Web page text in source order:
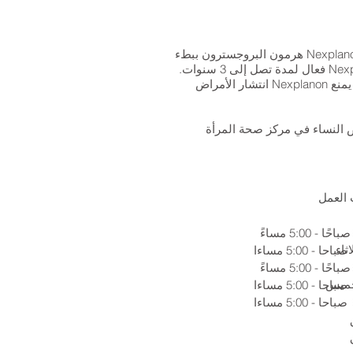
Nexplanon عبارة عن جهاز صغير ، بحجم وشكل عود ثقاب يتم زرعه في الجزء الداخلي من ذراع المرأة. يطلق Nexplanon هرمون البروجسترون ببطء
الذي يمنع الحمل ، على غرار تلك الموجودة في حبوب منع الحمل التي لا تحتوي على هرمون الاستروجين. Nexplanon فعال لمدة تصل إلى 3 سنوات.
هذا النوع من تحديد النسل شائع لدى العديد من النساء لأنهن لا يضطررن لتذكر تناول حبوب منع الحمل كل يوم. لا يمنع Nexplanon انتشار الأمراض
النساء في مركز صحة المرأة
صباحا - 5:00 مساءا
صباحا - 5:00 مساءا
صباحا - 5:00 مساءا